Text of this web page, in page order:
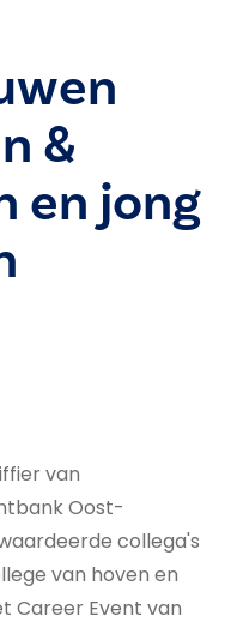
&
en jong
van
Oost-
collega's
van hoven en
Career Event van